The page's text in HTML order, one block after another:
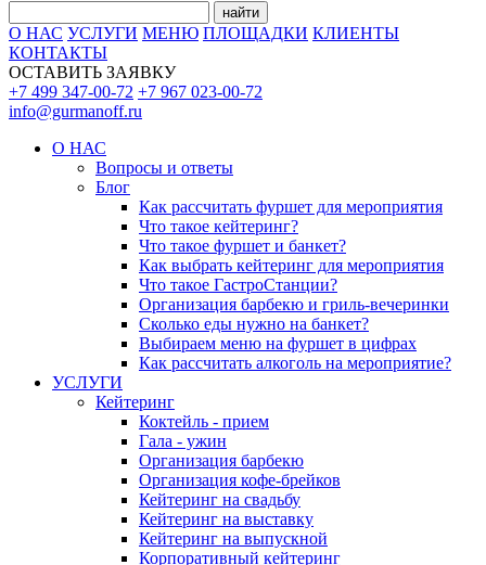
найти
О НАС УСЛУГИ МЕНЮ ПЛОЩАДКИ КЛИЕНТЫ
КОНТАКТЫ
ОСТАВИТЬ ЗАЯВКУ
+7 499 347-00-72 +7 967 023-00-72
info@gurmanoff.ru
О НАС
Вопросы и ответы
Блог
Как рассчитать фуршет для мероприятия
Что такое кейтеринг?
Что такое фуршет и банкет?
Как выбрать кейтеринг для мероприятия
Что такое ГастроСтанции?
Организация барбекю и гриль-вечеринки
Сколько еды нужно на банкет?
Выбираем меню на фуршет в цифрах
Как рассчитать алкоголь на мероприятие?
УСЛУГИ
Кейтеринг
Коктейль - прием
Гала - ужин
Организация барбекю
Организация кофе-брейков
Кейтеринг на свадьбу
Кейтеринг на выставку
Кейтеринг на выпускной
Корпоративный кейтеринг